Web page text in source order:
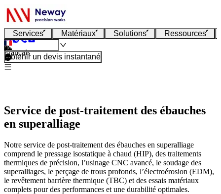
Services Matériaux Solutions Ressources
Français
Obtenir un devis instantané
Service de post-traitement des ébauches
en superalliage
Notre service de post-traitement des ébauches en superalliage
comprend le pressage isostatique à chaud (HIP), des traitements
thermiques de précision, l’usinage CNC avancé, le soudage des
superalliages, le perçage de trous profonds, l’électroérosion (EDM),
le revêtement barrière thermique (TBC) et des essais matériaux
complets pour des performances et une durabilité optimales.